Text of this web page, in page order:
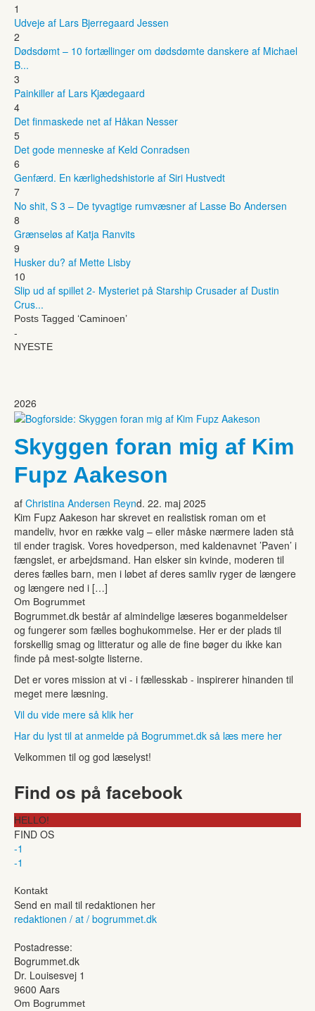
1
Udveje af Lars Bjerregaard Jessen
2
Dødsdømt – 10 fortællinger om dødsdømte danskere af Michael
B...
3
Painkiller af Lars Kjædegaard
4
Det finmaskede net af Håkan Nesser
5
Det gode menneske af Keld Conradsen
6
Genfærd. En kærlighedshistorie af Siri Hustvedt
7
No shit, S 3 – De tyvagtige rumvæsner af Lasse Bo Andersen
8
Grænseløs af Katja Ranvits
9
Husker du? af Mette Lisby
10
Slip ud af spillet 2- Mysteriet på Starship Crusader af Dustin
Crus...
Posts Tagged ‘Caminoen’
-
NYESTE
2026
Skyggen foran mig af Kim
Fupz Aakeson
af Christina Andersen Reynd. 22. maj 2025
Kim Fupz Aakeson har skrevet en realistisk roman om et
mandeliv, hvor en række valg – eller måske nærmere laden stå
til ender tragisk. Vores hovedperson, med kaldenavnet ’Paven’ i
fængslet, er arbejdsmand. Han elsker sin kvinde, moderen til
deres fælles barn, men i løbet af deres samliv ryger de længere
og længere ned i […]
Om Bogrummet
Bogrummet.dk består af almindelige læseres boganmeldelser
og fungerer som fælles boghukommelse. Her er der plads til
forskellig smag og litteratur og alle de fine bøger du ikke kan
finde på mest-solgte listerne.
Det er vores mission at vi - i fællesskab - inspirerer hinanden til
meget mere læsning.
Vil du vide mere så klik her
Har du lyst til at anmelde på Bogrummet.dk så læs mere her
Velkommen til og god læselyst!
Find os på facebook
HELLO!
FIND OS
-1
-1
Kontakt
Send en mail til redaktionen her
redaktionen / at / bogrummet.dk
Postadresse:
Bogrummet.dk
Dr. Louisesvej 1
9600 Aars
Om Bogrummet